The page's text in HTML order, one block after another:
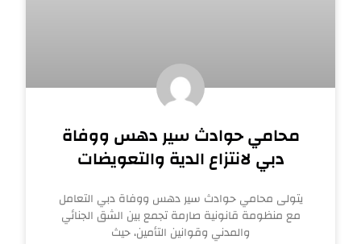
محامي حوادث سير دهس ووفاة
دبي لانتزاع الدية والتعويضات
يتولى محامي حوادث سير دهس ووفاة دبي التعامل
مع منظومة قانونية صارمة تجمع بين الشق الجنائي
والمدني وقوانين التأمين، حيث